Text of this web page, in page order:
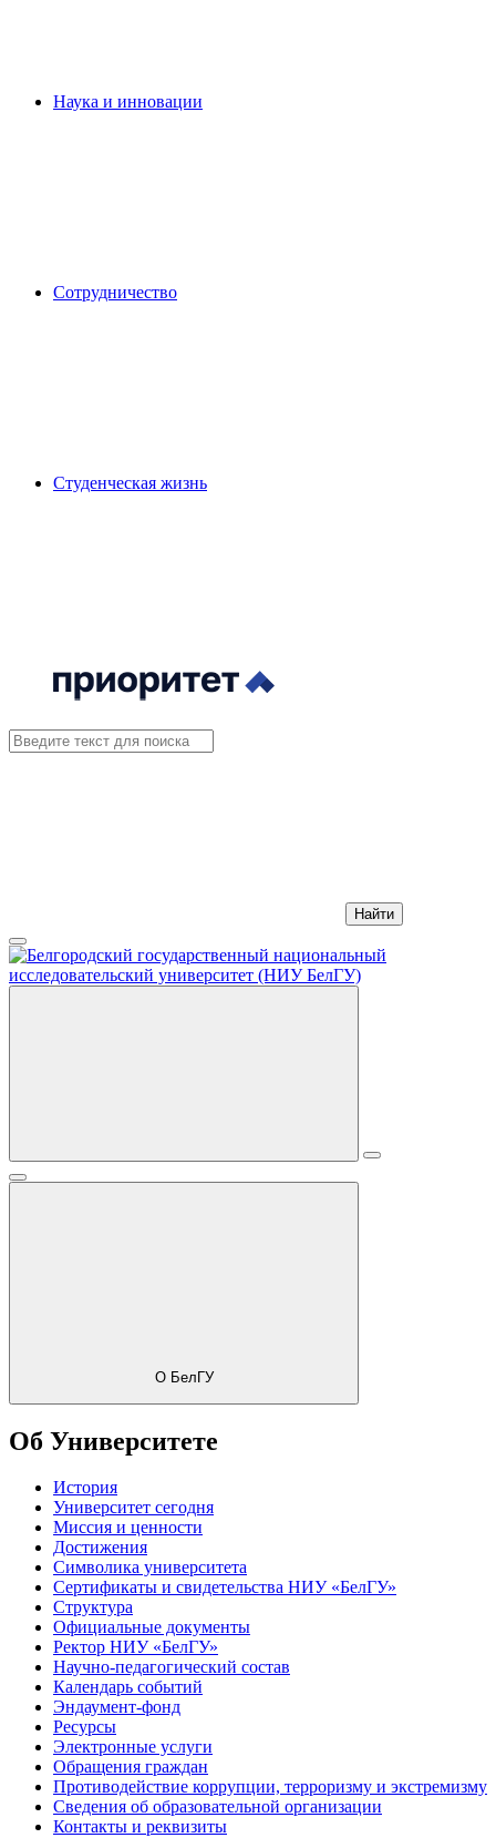
Наука и инновации
Сотрудничество
Студенческая жизнь
Найти
О БелГУ
Об Университете
История
Университет сегодня
Миссия и ценности
Достижения
Символика университета
Сертификаты и свидетельства НИУ «БелГУ»
Структура
Официальные документы
Ректор НИУ «БелГУ»
Научно-педагогический состав
Календарь событий
Эндаумент-фонд
Ресурсы
Электронные услуги
Обращения граждан
Противодействие коррупции, терроризму и экстремизму
Сведения об образовательной организации
Контакты и реквизиты